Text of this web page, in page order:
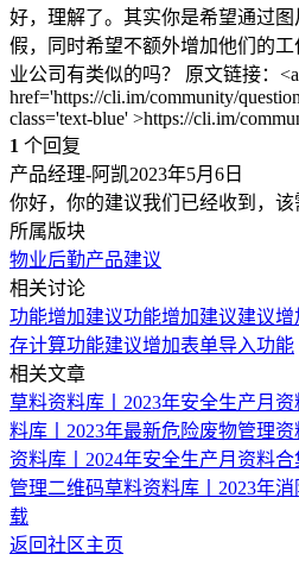
好，理解了。其实你是希望通过
假，同时希望不额外增加他们的
业公司有类似的吗？ 原文链接：<a
href='https://cli.im/community/
class='text-blue' >https://cli.im/
1 个回复
产品经理-阿凯2023年5月6日
你好，你的建议我们已经收到，
所属版块
物业后勤产品建议
相关讨论
功能增加建议功能增加建议建议
存计算功能建议增加表单导入功能
相关文章
草料资料库丨2023年安全生产月资
料库丨2023年最新危险废物管理资
资料库丨2024年安全生产月资料
管理二维码草料资料库丨2023年
载
返回社区主页